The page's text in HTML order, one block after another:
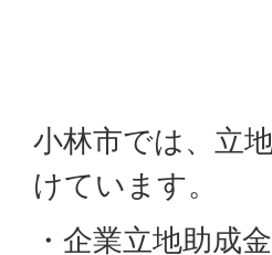
小林市では、立
けています。
・企業立地助成